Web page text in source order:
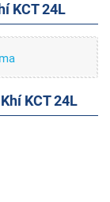
KCT 24L
KCT 24L